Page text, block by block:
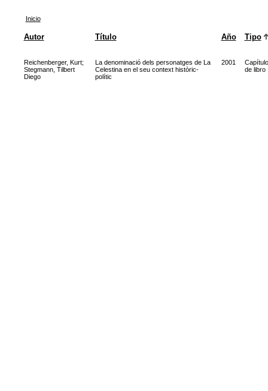
Inicio
Autor Título Año Tipo
Reichenberger, Kurt;
Stegmann, Tilbert
Diego
La denominació dels personatges de La
Celestina en el seu context històric-
polític
2001
Capítulo
de libro